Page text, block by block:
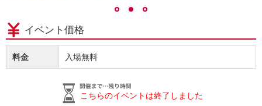
イベント価格
料金 入場無料
こちらのイベントは終了しました